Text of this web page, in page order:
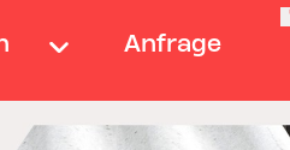
Anfrage